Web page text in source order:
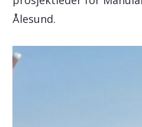
Ålesund.